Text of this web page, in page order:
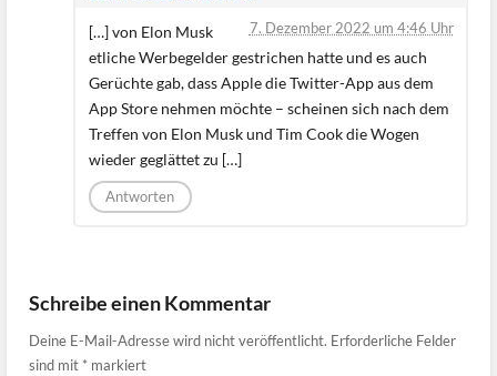
7. Dezember 2022 um 4:46 Uhr
[…] von Elon Musk
etliche Werbegelder gestrichen hatte und es auch
Gerüchte gab, dass Apple die Twitter-App aus dem
App Store nehmen möchte – scheinen sich nach dem
Treffen von Elon Musk und Tim Cook die Wogen
wieder geglättet zu […]
Antworten
Schreibe einen Kommentar
Deine E-Mail-Adresse wird nicht veröffentlicht. Erforderliche Felder
sind mit * markiert